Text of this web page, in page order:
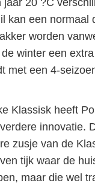
jaar 20 ?C
kan een normaal
worden
winter een
met een 4-
Klassisk heeft
innovatie.
zusje van de
tijk waar de
maar die wel